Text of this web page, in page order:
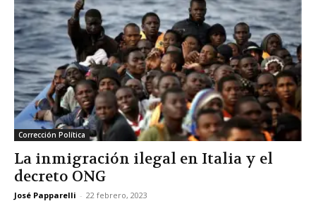
Corrección Política
La inmigración ilegal en Italia y el
decreto ONG
José Papparelli - 22 febrero, 2023